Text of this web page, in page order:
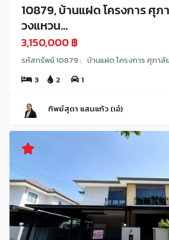
10879, บ้านแฝด โครงการ ศุภ
วงแหวน...
3,150,000 ฿
รหัสทรัพย์ 10879 : บ้านแฝด โครงการ ศุภาลั
3
2 1
ทิพย์สุดา แสนแก้ว (เอ๋)